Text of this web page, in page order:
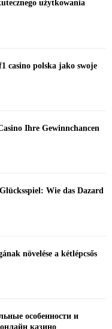
użytkowania
casino polska jako swoje
Ihre Gewinnchancen
Wie das Dazard
növelése a kétlépcsős
особенности и
казино